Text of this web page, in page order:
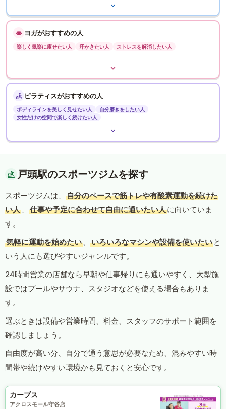
ヨガがおすすめの人
楽しく気楽に痩せたい人 汗かきたい人 ストレスを解消したい人
ピラティスがおすすめの人
ボディラインを美しく見せたい人
自分磨きをしたい人
女性だけの空間で楽しく続けたい人
戸頭駅のスポーツジムを探す
スポーツジムは、
自分のペースで筋トレや有酸素運動を続けた
い人 、 仕事や予定に合わせて自由に通いたい人に向いていま
す。
気軽に運動を始めたい 、 いろいろなマシンや設備を使いたい と
いう人にも選びやすいジャンルです。
24時間営業の店舗なら早朝や仕事帰りにも通いやすく、大型施
設ではプールやサウナ、スタジオなどを使える場合もありま
す。
選ぶときは設備や営業時間、料金、スタッフのサポート範囲を
確認しましょう。
自由度が高い分、自分で通う意思が必要なため、混みやすい時
間帯や続けやすい環境かも見ておくと安心です。
カーブス
アクロスモール守谷店